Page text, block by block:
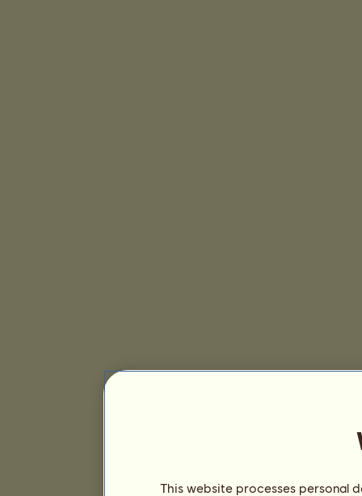
This website processes personal